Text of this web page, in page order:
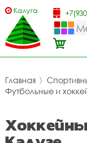
Калуга
Главная 〉
Футбольные и